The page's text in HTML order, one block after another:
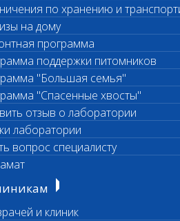
по хранению и
на дому
программа
поддержки питомников
"Большая семья"
"Спасенные хвосты"
отзыв о лаборатории
лаборатории
вопрос специалисту
и клиник
в следующем
оказания
связи с тяжестью их
жизни. (Степень
врачом Центра. В
приема
или
по
и к назначенному